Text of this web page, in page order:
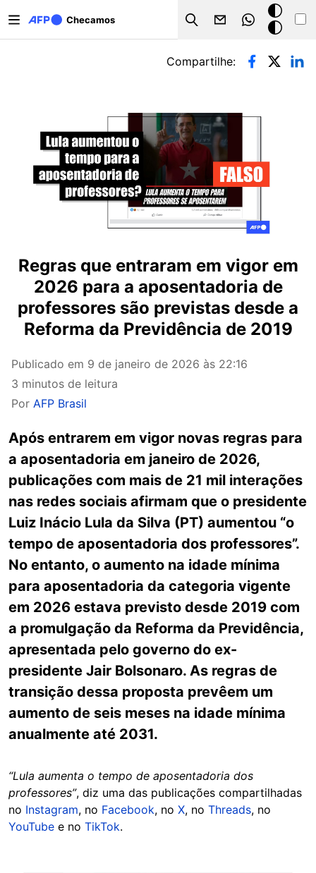
Checamos
Search
Modo
escuro
Abas primárias
Compartilhe:
Regras que entraram em vigor em
2026 para a aposentadoria de
professores são previstas desde a
Reforma da Previdência de 2019
Publicado em 9 de janeiro de 2026 às 22:16
3 minutos de leitura
Por AFP Brasil
Após entrarem em vigor novas regras para
a aposentadoria em janeiro de 2026,
publicações com mais de 21 mil interações
nas redes sociais afirmam que o presidente
Luiz Inácio Lula da Silva (PT) aumentou “o
tempo de aposentadoria dos professores”.
No entanto, o aumento na idade mínima
para aposentadoria da categoria vigente
em 2026 estava previsto desde 2019 com
a promulgação da Reforma da Previdência,
apresentada pelo governo do ex-
presidente Jair Bolsonaro. As regras de
transição dessa proposta prevêem um
aumento de seis meses na idade mínima
anualmente até 2031.
“Lula aumenta o tempo de aposentadoria dos
professores”, diz uma das publicações compartilhadas
no Instagram, no Facebook, no X, no Threads, no
YouTube e no TikTok.